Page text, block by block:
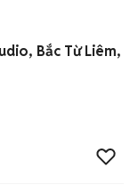
Bắc Từ Liêm,